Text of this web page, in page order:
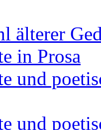
älterer
in Prosa
und
und